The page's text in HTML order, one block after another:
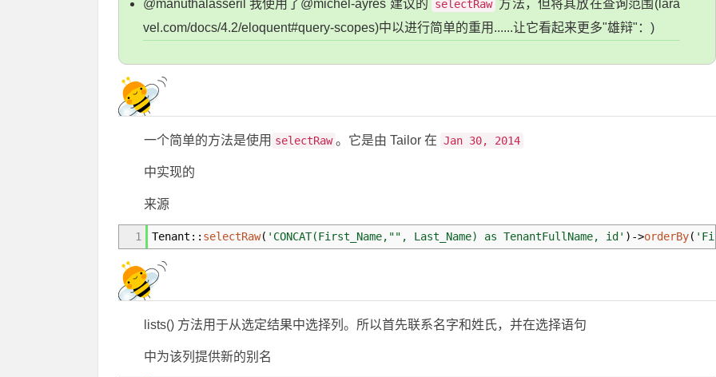
@manuthalasseril 我使用了@michel-ayres 建议的 selectRaw 方法，但将其放在查询范围(lara
vel.com/docs/4.2/eloquent#query-scopes)中以进行简单的重用......让它看起来更多"雄辩"：)
一个简单的方法是使用 selectRaw 。它是由 Tailor 在 Jan 30, 2014
中实现的
来源
1 Tenant :: selectRaw( 'CONCAT(First_Name,"", Last_Name) as TenantFullName, id' ) ->orderBy(
lists() 方法用于从选定结果中选择列。所以首先联系名字和姓氏，并在选择语句
中为该列提供新的别名